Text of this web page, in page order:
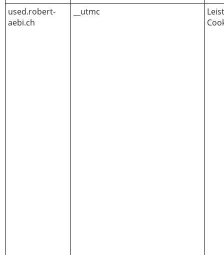
used.robert-
aebi.ch
__utmc